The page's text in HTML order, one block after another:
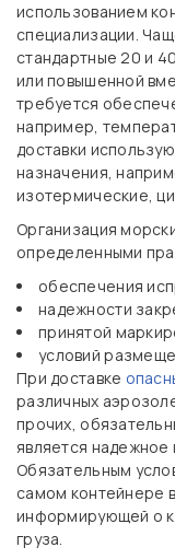
использованием
специализации.
стандартные 20 и
или повышенной
требуется
например,
доставки
назначения,
изотермические,
Организация
определенными
обеспечения
надежности
принятой
условий
При доставке
различных
прочих,
является надежное
Обязательным
самом контейнере
информирующей о
груза.